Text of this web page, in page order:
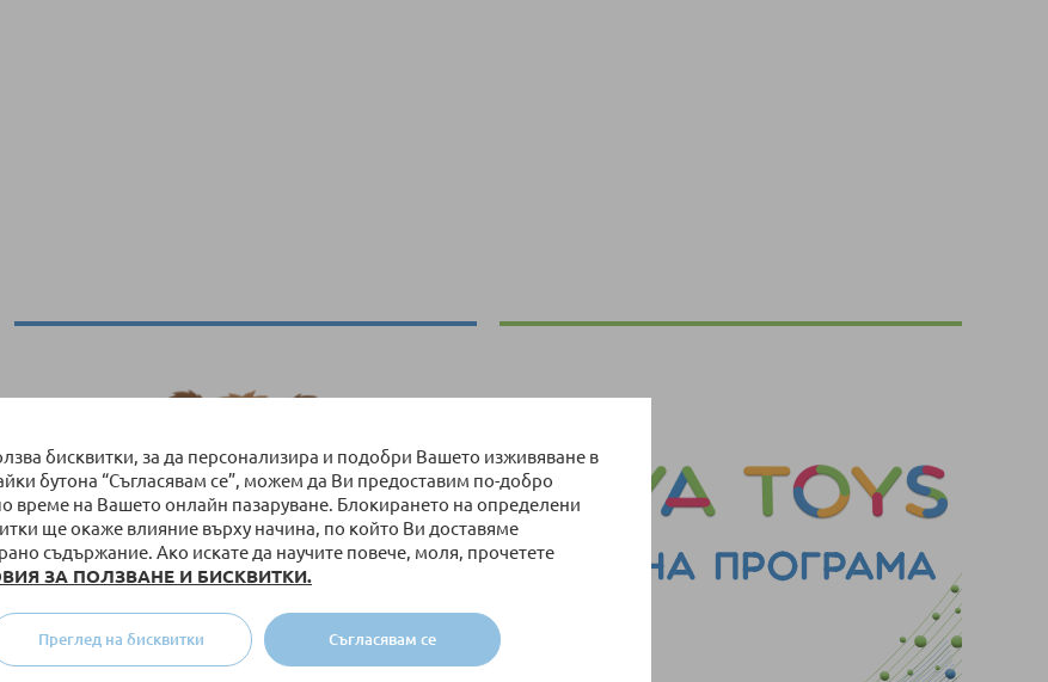
бисквитки, за да персонализира и подобри Вашето изживяване в
бутона “Съгласявам се”, можем да Ви предоставим по-добро
време на Вашето онлайн пазаруване. Блокирането на определени
ще окаже влияние върху начина, по който Ви доставяме
съдържание. Ако искате да научите повече, моля, прочетете
ЗА ПОЛЗВАНЕ И БИСКВИТКИ.
Съгласявам се
Преглед на бисквитки